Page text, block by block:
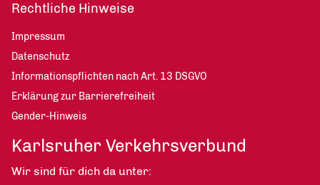
Rechtliche Hinweise
Impressum
Datenschutz
Informationspflichten nach Art. 13 DSGVO
Erklärung zur Barrierefreiheit
Gender-Hinweis
Karlsruher Verkehrsverbund
Wir sind für dich da unter: